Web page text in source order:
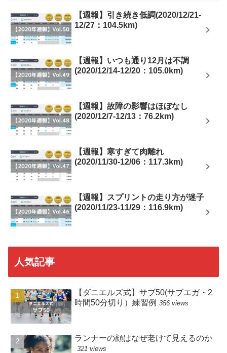
【週報】引き続き低調(2020/12/21-
12/27：104.5km)
【週報】いつも通り12月は不調
(2020/12/14-12/20：105.0km)
【週報】故障の影響はほぼなし
(2020/12/7-12/13：76.2km)
【週報】寒すぎて肉離れ
(2020/11/30-12/06：117.3km)
【週報】スプリントの走り方が迷子
(2020/11/23-11/29：116.9km)
人気記事
【ダニエルズ式】サブ50(サブエガ・2
時間50分切り）練習例 356 views
ランナーの顔はなぜ老けて見えるのか
321 views